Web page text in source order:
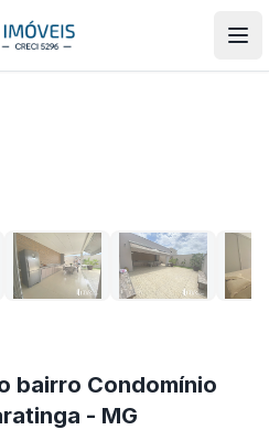
bairro Condomínio
- MG